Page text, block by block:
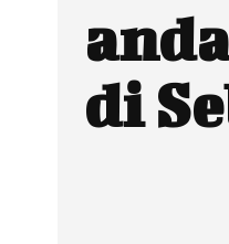
di